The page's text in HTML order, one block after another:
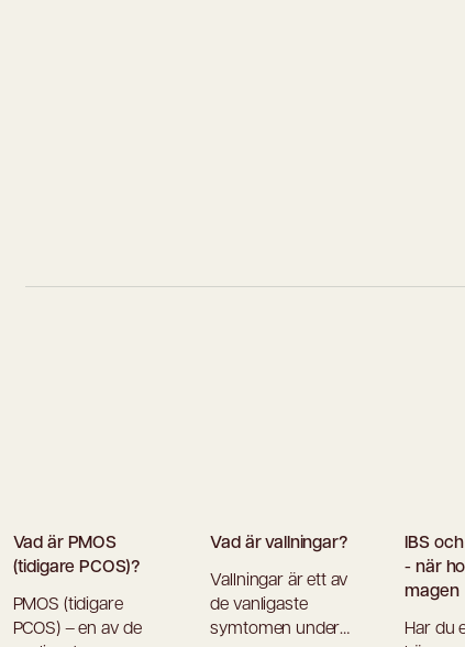
Vad är PMOS
(tidigare PCOS)?
PMOS (tidigare
PCOS) – en av de
Vad är vallningar?
Vallningar är ett av
de vanligaste
symtomen under
IBS
- när
magen
Har du